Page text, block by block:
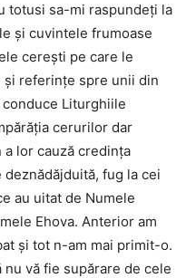
totusi sa-mi raspundeţi la
şi cuvintele frumoase
cereşti pe care le
şi referinţe spre unii din
Liturghiile
cerurilor dar
lor cauză credinţa
fug la cei
au uitat de Numele
Ehova. Anterior am
şi tot n-am mai primit-o.
vă fie supărare de cele